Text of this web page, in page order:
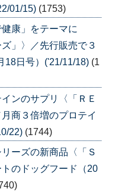
01/15) (1753)
康」をテーマに
」〉／先行販売で３
18日号）('21/11/18) (1
ンのサプリ〈「ＲＥ
商３倍増のプロテイ
22) (1744)
ーズの新商品〈「Ｓ
のドッグフード（20